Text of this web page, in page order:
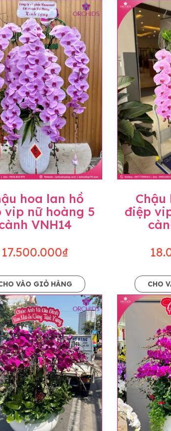
và hoàn chỉnh sẽ được phối ghép từ
trên hình. Cây hoa lan còn phụ thuộc
độ dầy hoa, thưa hoa và cách trang trí.
cam kết sản phẩm được thực hiện dựa
cũng như phụ kiện trang trí chúng tôi sẽ
mức giá không thay đổi. Trường hợp
hoa lan hồ
vip nữ hoàng 5
VNH14
17.500.000₫
VÀO GIỎ HÀNG
Chậu
điệp
CHO